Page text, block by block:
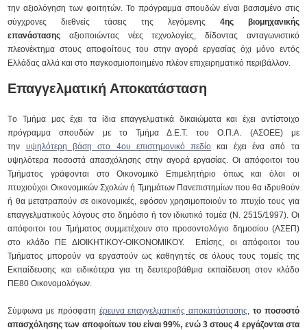
την αξιολόγηση των φοιτητών. Το πρόγραμμα σπουδών είναι βασισμένο στις
σύγχρονες διεθνείς τάσεις της λεγόμενης 4ης βιομηχανικής
επανάστασης αξιοποιώντας νέες τεχνολογίες, δίδοντας ανταγωνιστικό
πλεονέκτημα στους αποφοίτους του στην αγορά εργασίας όχι μόνο εντός
Ελλάδας αλλά και στο παγκοσμιοποιημένο πλέον επιχειρηματικό περιβάλλον.
Επαγγελματική Αποκατάσταση
Tο Τμήμα μας έχει τα ίδια επαγγελματικά δικαιώματα και έχει αντίστοιχο
πρόγραμμα σπουδών με το Τμήμα Δ.Ε.Τ. του Ο.Π.Α. (ΑΣΟΕΕ) με
την υψηλότερη βάση στο 4ου επιστημονικό πεδίο και έχει ένα από τα
υψηλότερα ποσοστά απασχόλησης στην αγορά εργασίας. Οι απόφοιτοι του
Τμήματος γράφονται στο Οικονομικό Επιμελητήριο όπως και όλοι οι
πτυχιούχοι Οικονομικών Σχολών ή Τμημάτων Πανεπιστημίων που θα ιδρυθούν
ή θα μετατραπούν σε οικονομικές, εφόσον χρησιμοποιούν το πτυχίο τους για
επαγγελματικούς λόγους στο δημόσιο ή τον ιδιωτικό τομέα (N. 2515/1997). Οι
απόφοιτοι του Τμήματος συμμετέχουν στο προσοντολόγιο δημοσίου (ΑΣΕΠ)
στο κλάδο ΠΕ ΔΙΟΙΚΗΤΙΚΟΥ-ΟΙΚΟΝΟΜΙΚΟΥ. Επίσης, οι απόφοιτοι του
Τμήματος μπορούν να εργαστούν ως καθηγητές σε όλους τους τομείς της
Εκπαίδευσης και ειδικότερα για τη δευτεροβάθμια εκπαίδευση στον κλάδο
ΠΕ80 Οικονομολόγων.
Σύμφωνα με πρόσφατη έρευνα επαγγελματικής αποκατάστασης,το ποσοστό
απασχόλησης των αποφοίτων του είναι 99%, ενώ 3 στους 4 εργάζονται στα